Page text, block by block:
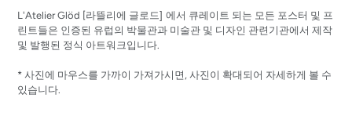
L'Atelier Glöd [라뜰리에 글로드] 에서 큐레이트 되는 모든 포스터 및 프
린트들은 인증된 유럽의 박물관과 미술관 및 디자인 관련기관에서 제작
및 발행된 정식 아트워크입니다.
* 사진에 마우스를 가까이 가져가시면, 사진이 확대되어 자세하게 볼 수
있습니다.